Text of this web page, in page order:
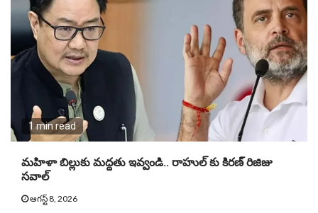
1 min read
మహిళా బిల్లుకు మద్దతు ఇవ్వండి.. రాహుల్ కు కిరణ్ రిజిజు
సవాల్
ఆగస్ట్ 8, 2026